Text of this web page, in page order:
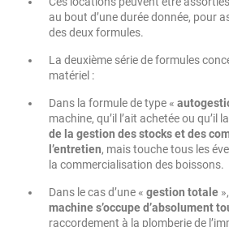
au bout d’une durée donnée, pour
des deux formules.
La deuxième série de formules
matériel :
Dans la formule de type «
machine, qu’il l’ait achetée ou qu’il
de la gestion des stocks et des
l’entretien, mais touche tous les
la commercialisation des boissons.
Dans le cas d’une « gestion totale »,
machine s’occupe d’absolument
raccordement à la plomberie de